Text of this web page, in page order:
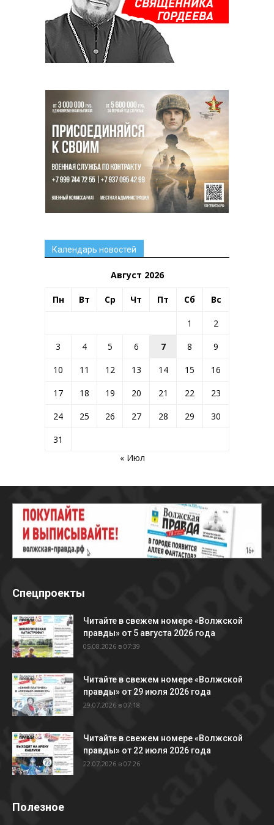
Календарь новостей
Август 2026
Пн Вт Ср Чт Пт Сб Вс
1
2
3
4 5 6 7 8
9
10
11 12 13 14 15
16
17
18 19 20 21 22
23
24
25 26 27 28 29
30
31
« Июл
Спецпроекты
Читайте в свежем номере «Волжской
правды» от 5 августа 2026 года
05.08.2026 в 07:39
Читайте в свежем номере «Волжской
правды» от 29 июля 2026 года
29.07.2026 в 07:18
Читайте в свежем номере «Волжской
правды» от 22 июля 2026 года
22.07.2026 в 07:26
Полезное